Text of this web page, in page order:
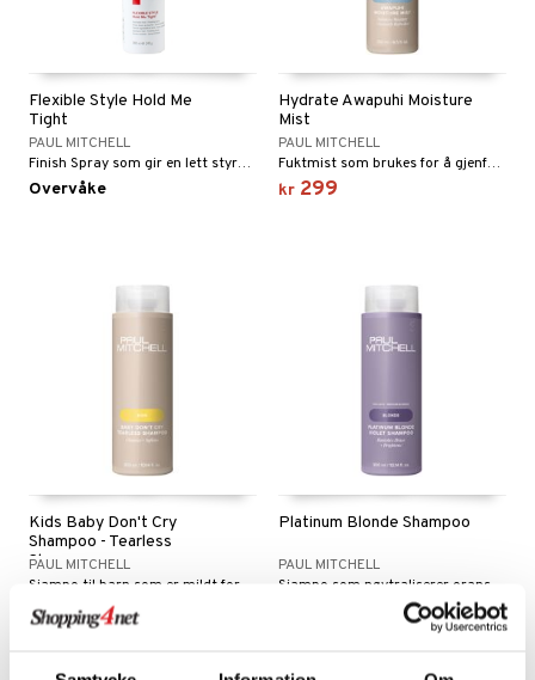
Flexible Style Hold Me
Tight
PAUL MITCHELL
Finish Spray som gir en lett styrke, en sterk og fleksibel holdbarhet.
Overvåke
Hydrate Awapuhi Moisture
Mist
PAUL MITCHELL
Fuktmist som brukes for å gjenfukte håret og huden.
kr 299
Kids Baby Don't Cry
Shampoo - Tearless
Shampoo
PAUL MITCHELL
kr 285
Platinum Blonde Shampoo
PAUL MITCHELL